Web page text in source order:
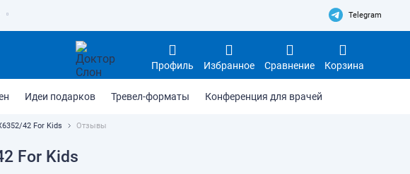
Telegram
Профиль Избранное Сравнение Корзина
Идеи подарков Тревел-форматы Конференция для врачей
42 For Kids Отзывы
For Kids